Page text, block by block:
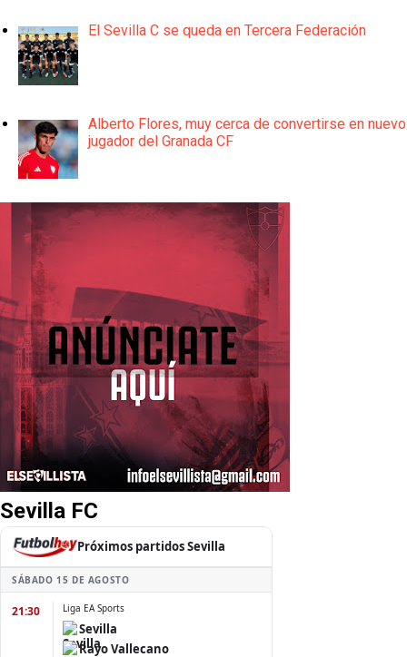
El Sevilla C se queda en Tercera Federación
Alberto Flores, muy cerca de convertirse en nuevo
jugador del Granada CF
Sevilla FC